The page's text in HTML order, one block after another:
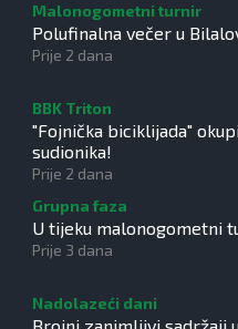
Malonogometni turnir
Polufinalna večer u
Prije 2 dana
BBK Triton
"Fojnička biciklijada"
sudionika!
Prije 2 dana
Grupna faza
U tijeku malonogometni
Prije 3 dana
Nadolazeći dani